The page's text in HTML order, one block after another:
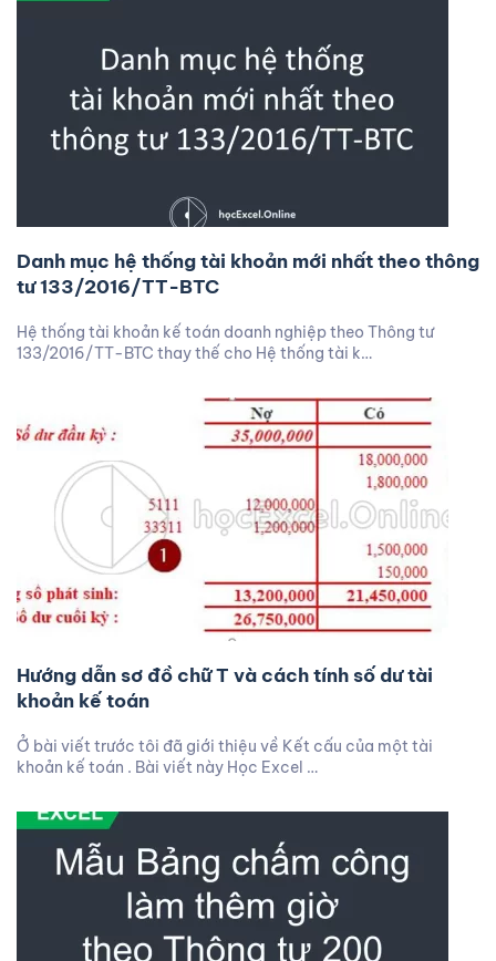
Danh mục hệ thống tài khoản mới nhất theo thông
tư 133/2016/TT-BTC
Hệ thống tài khoản kế toán doanh nghiệp theo Thông tư
133/2016/TT-BTC thay thế cho Hệ thống tài k…
Hướng dẫn sơ đồ chữ T và cách tính số dư tài
khoản kế toán
Ở bài viết trước tôi đã giới thiệu về Kết cấu của một tài
khoản kế toán . Bài viết này Học Excel …